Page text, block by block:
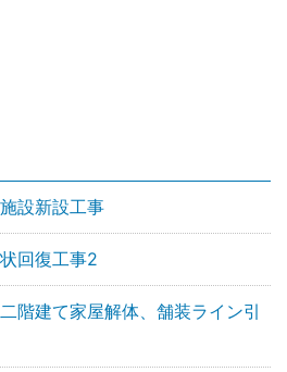
設新設工事
回復工事2
階建て家屋解体、舗装ライン引